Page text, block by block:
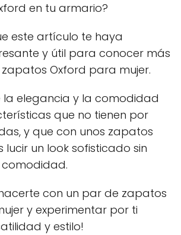
en tu armario?
este artículo te haya
y útil para conocer más
Oxford para mujer.
la elegancia y la comodidad
que no tienen por
y que con unos zapatos
un look sofisticado sin
con un par de zapatos
y experimentar por ti
y estilo!